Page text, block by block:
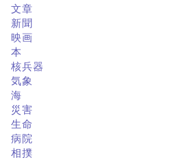
文章
新聞
映画
本
核兵器
気象
海
災害
生命
病院
相撲